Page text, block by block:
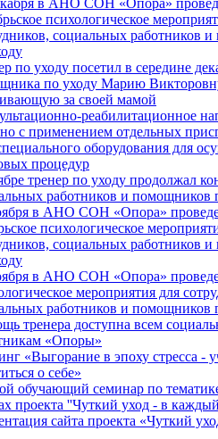
психологическое
социальных работников
по уходу посетил в середине
по уходу Марию
за своей мамой
реабилитационное
с применением отдельных
оборудования для
процедур
тренер по уходу продолжал
работников и помощников
в АНО СОН «Опора»
психологическое
социальных работников
в АНО СОН «Опора»
мероприятия для
работников и помощников
тренера доступна всем
«Опоры»
«Выгорание в эпоху стресса -
о себе»
обучающий семинар по
проекта ''Чуткий уход - в
сайта проекта «Чуткий